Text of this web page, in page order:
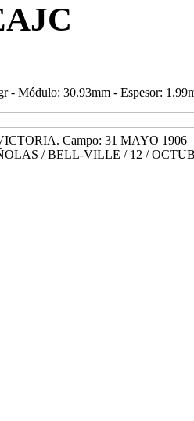
- Módulo: 30.93mm - Espesor:
Campo: 31 MAYO 1906
/ BELL-VILLE / 12 /